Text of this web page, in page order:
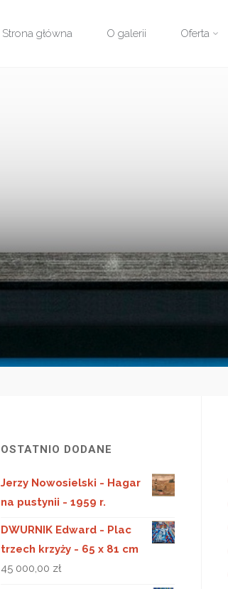
Strona główna O galerii Oferta
OSTATNIO DODANE
Jerzy Nowosielski - Hagar
na pustynii - 1959 r.
DWURNIK Edward - Plac
trzech krzyży - 65 x 81 cm
45 000,00 zł